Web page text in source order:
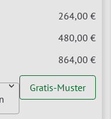
264,00 €
480,00 €
864,00 €
Gratis-Muster